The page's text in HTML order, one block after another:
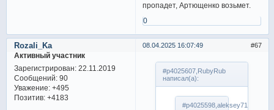
пропадет, Артющенко возьмет.
0
67
08.04.2025 16:07:49
Rozali_Ka
Активный участник
Зарегистрирован: 22.11.2019
Сообщений:90
Уважение: +495
Позитив: +4183
#p4025607,RubyRub
написал(а):
#p4025598,aleksey71